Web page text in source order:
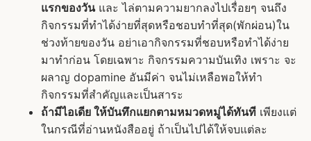
แรกของวันและ ไล่ตามความยากลงไปเรื่อยๆ จนถึง
กิจกรรมที่ทำได้ง่ายที่สุดหรือชอบทำที่สุด(พักผ่อน)ใน
ช่วงท้ายของวัน อย่าเอากิจกรรมที่ชอบหรือทำได้ง่าย
มาทำก่อน โดยเฉพาะ กิจกรรมความบันเทิง เพราะ จะ
ผลาญ dopamine อันมีค่า จนไม่เหลือพอให้ทำ
กิจกรรมที่สำคัญและเป็นสาระ
ถ้ามีไอเดีย ให้บันทึกแยกตามหมวดหมู่ได้ทันทีเพียงแต่
ในกรณีที่อ่านหนังสืออยู่ ถ้าเป็นไปได้ให้จบแต่ละ